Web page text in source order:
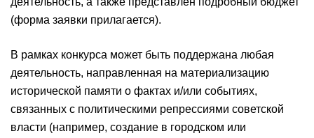
(форма заявки прилагается).
В рамках конкурса может быть поддержана любая
деятельность, направленная на материализацию
исторической памяти о фактах и/или событиях,
связанных с политическими репрессиями советской
власти (например, создание в городском или